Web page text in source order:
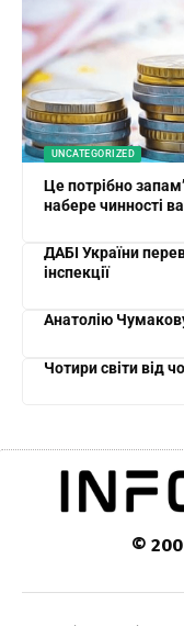
UNCATEGORIZED
Це потрібно
набере чинності
ДАБІ України
інспекції
Анатолію
Чотири світи від
©